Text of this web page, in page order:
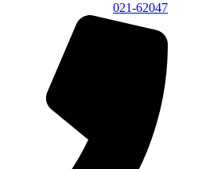
021-62047